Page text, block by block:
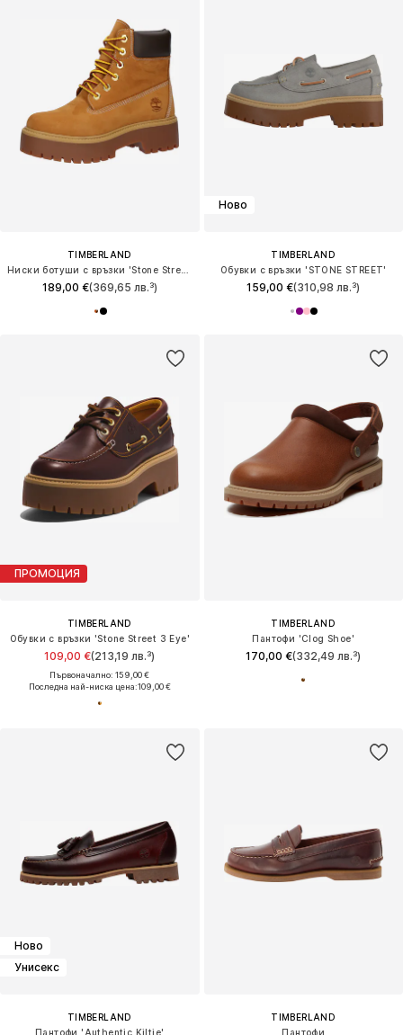
TIMBERLAND
189,00 €(369,65 лв.³)
Ново
TIMBERLAND
Обувки с връзки 'STONE STREET'
159,00 €(310,98 лв.³)
ПРОМОЦИЯ
TIMBERLAND
Обувки с връзки 'Stone Street 3 Eye'
109,00 €(213,19 лв.³)
Първоначално: 159,00 €
Последна най-ниска цена:109,00 €
TIMBERLAND
Пантофи 'Clog Shoe'
170,00 €(332,49 лв.³)
Ново
Унисекс
TIMBERLAND
Пантофи 'Authentic Kiltie'
TIMBERLAND
Пантофи